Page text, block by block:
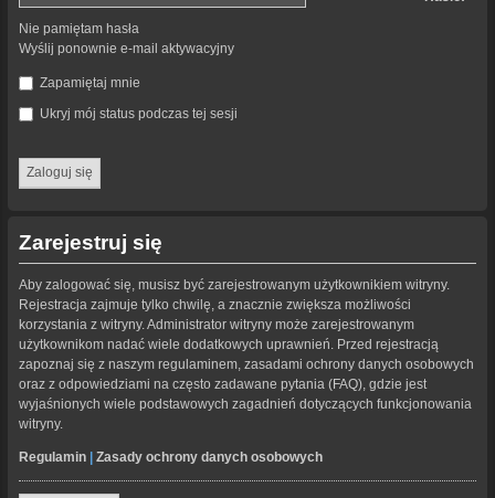
Nie pamiętam hasła
Wyślij ponownie e-mail aktywacyjny
Zapamiętaj mnie
Ukryj mój status podczas tej sesji
Zarejestruj się
Aby zalogować się, musisz być zarejestrowanym użytkownikiem witryny.
Rejestracja zajmuje tylko chwilę, a znacznie zwiększa możliwości
korzystania z witryny. Administrator witryny może zarejestrowanym
użytkownikom nadać wiele dodatkowych uprawnień. Przed rejestracją
zapoznaj się z naszym regulaminem, zasadami ochrony danych osobowych
oraz z odpowiedziami na często zadawane pytania (FAQ), gdzie jest
wyjaśnionych wiele podstawowych zagadnień dotyczących funkcjonowania
witryny.
Regulamin Zasady ochrony danych osobowych